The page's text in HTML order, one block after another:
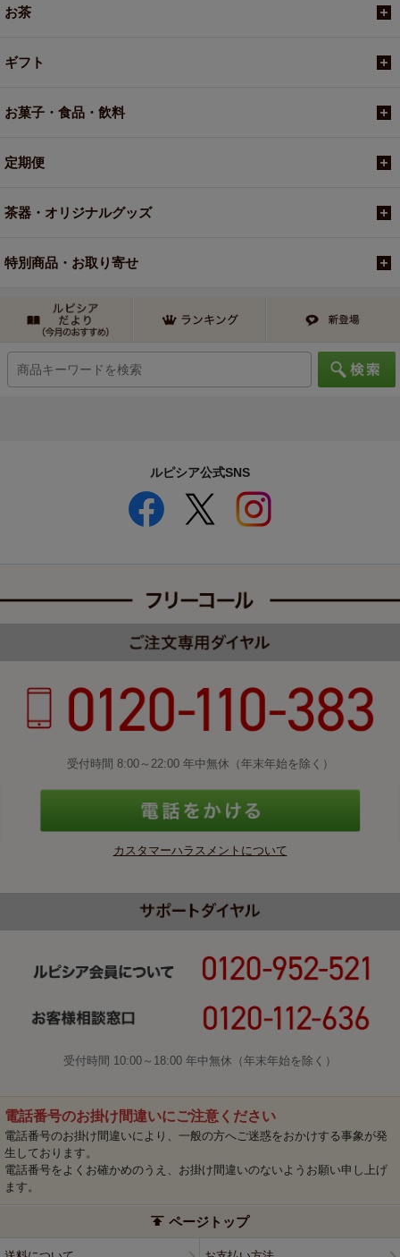
お茶
ギフト
お菓子・食品・飲料
定期便
茶器・オリジナルグッズ
特別商品・お取り寄せ
ルピシア公式SNS
受付時間 8:00～22:00 年中無休（年末年始を除く）
カスタマーハラスメントについて
受付時間 10:00～18:00 年中無休（年末年始を除く）
電話番号のお掛け間違いにご注意ください
電話番号のお掛け間違いにより、一般の方へご迷惑をおかけする事象が発
生しております。
電話番号をよくお確かめのうえ、お掛け間違いのないようお願い申し上げ
ます。
ページトップ